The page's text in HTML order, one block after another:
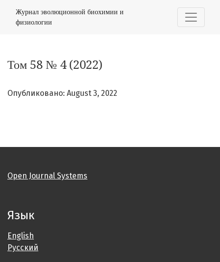
Журнал эволюционной биохимии и
физиологии
Том 58 № 4 (2022)
Опубликовано: August 3, 2022
Open Journal Systems
Язык
English
Русский